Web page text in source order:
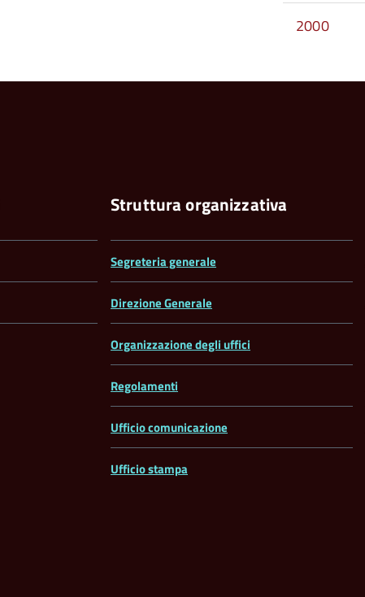
2000
del
Struttura organizzativa
Segreteria generale
Direzione Generale
Organizzazione degli uffici
Regolamenti
Ufficio comunicazione
Ufficio stampa